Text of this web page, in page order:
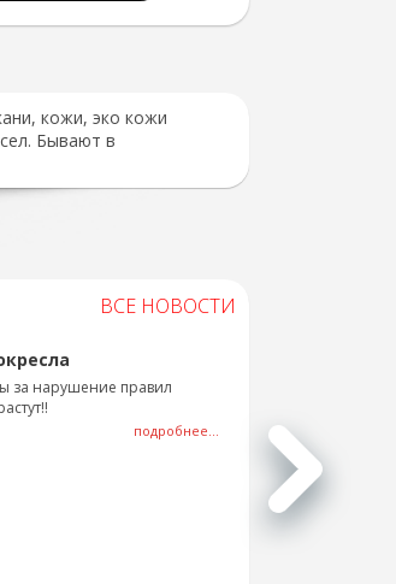
кожи, эко кожи
Бывают в
ВСЕ НОВОСТИ
за нарушение правил
подробнее...